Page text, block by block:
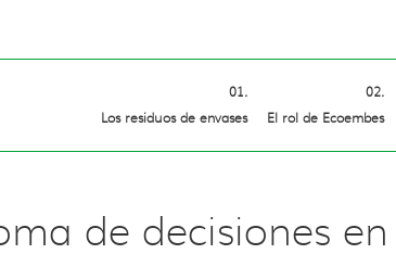
Los residuos de envases El rol de Ecoembes
de decisiones